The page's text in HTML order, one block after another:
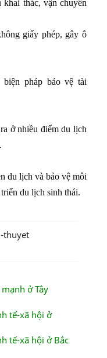
thác, vận chuyển
giấy phép, gây ô
pháp bảo vệ tài
ở nhiều điểm du lịch
du lịch và bảo vệ môi
du lịch sinh thái.
thuyet
ở Tây
tế-xã hội ở
tế-xã hội ở Bắc